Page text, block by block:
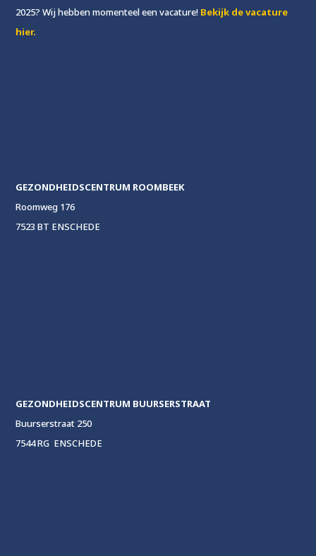
2025? Wij hebben momenteel een vacature! Bekijk de vacature
hier.
GEZONDHEIDSCENTRUM ROOMBEEK
Roomweg 176
7523 BT ENSCHEDE
GEZONDHEIDSCENTRUM BUURSERSTRAAT
Buurserstraat 250
7544 RG ENSCHEDE